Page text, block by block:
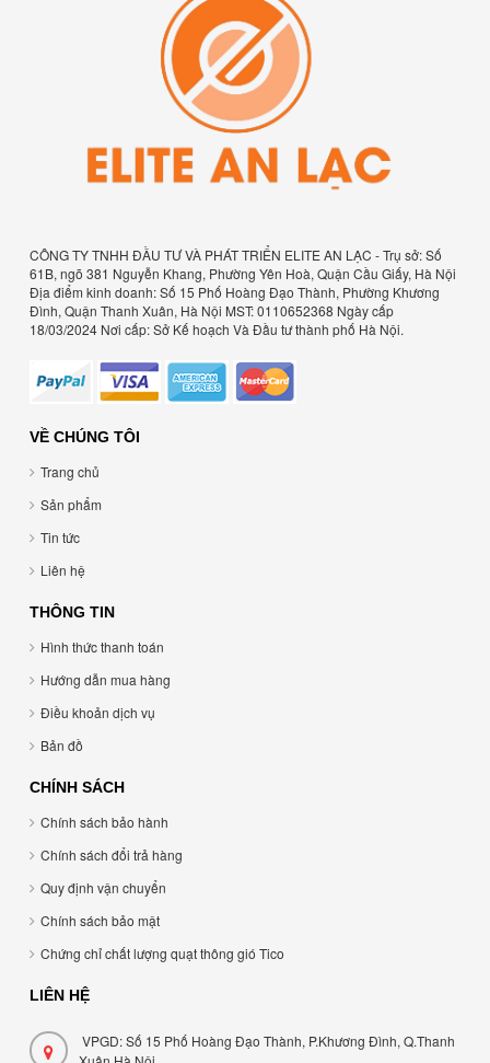
CÔNG TY TNHH ĐẦU TƯ VÀ PHÁT TRIỂN ELITE AN LẠC - Trụ sở: Số
61B, ngõ 381 Nguyễn Khang, Phường Yên Hoà, Quận Cầu Giấy, Hà Nội
Địa điểm kinh doanh: Số 15 Phố Hoàng Đạo Thành, Phường Khương
Đình, Quận Thanh Xuân, Hà Nội MST: 0110652368 Ngày cấp
18/03/2024 Nơi cấp: Sở Kế hoạch Và Đầu tư thành phố Hà Nội.
VỀ CHÚNG TÔI
Trang chủ
Sản phẩm
Tin tức
Liên hệ
THÔNG TIN
Hình thức thanh toán
Hướng dẫn mua hàng
Điều khoản dịch vụ
Bản đồ
CHÍNH SÁCH
Chính sách bảo hành
Chính sách đổi trả hàng
Quy định vận chuyển
Chính sách bảo mật
Chứng chỉ chất lượng quạt thông gió Tico
LIÊN HỆ
VPGD: Số 15 Phố Hoàng Đạo Thành, P.Khương Đình, Q.Thanh